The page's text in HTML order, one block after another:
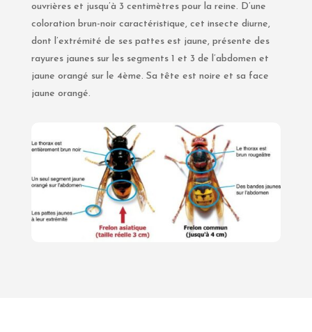
ouvrières et jusqu’à 3 centimètres pour la reine. D’une
coloration brun-noir caractéristique, cet insecte diurne,
dont l’extrémité de ses pattes est jaune, présente des
rayures jaunes sur les segments 1 et 3 de l’abdomen et
jaune orangé sur le 4ème. Sa tête est noire et sa face
jaune orangé.